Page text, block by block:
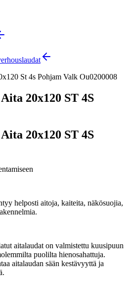
St 4s Pohjam Valk Ou0200008
20x120 ST 4S
20x120 ST 4S
helposti aitoja, kaiteita, näkösuojia,
aitalaudat on valmistettu kuusipuun
puolilta hienosahattuja.
aitalaudan sään kestävyyttä ja